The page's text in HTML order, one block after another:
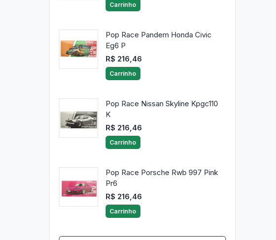
Carrinho
Pop Race Pandem Honda Civic
Eg6 P
R$ 216,46
Carrinho
Pop Race Nissan Skyline Kpgc110
K
R$ 216,46
Carrinho
Pop Race Porsche Rwb 997 Pink
Pr6
R$ 216,46
Carrinho